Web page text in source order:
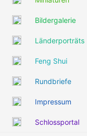
Bildergalerie
Länderporträts
Feng Shui
Rundbriefe
Impressum
Schlossportal